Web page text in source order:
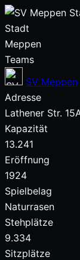
Stadt
Meppen
Teams
SV Meppen
Adresse
Lathener Str.
Kapazität
13.241
Eröffnung
1924
Spielbelag
Naturrasen
Stehplätze
9.334
Sitzplätze